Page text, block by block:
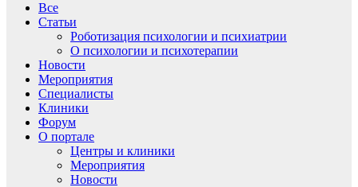
Все
Статьи
Роботизация психологии и психиатрии
О психологии и психотерапии
Новости
Мероприятия
Специалисты
Клиники
Форум
О портале
Центры и клиники
Мероприятия
Новости